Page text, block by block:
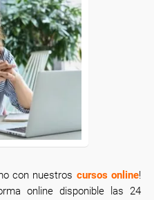
con nuestros cursos online!
online disponible las 24